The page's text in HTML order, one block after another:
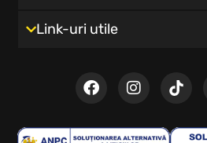
Link-uri utile